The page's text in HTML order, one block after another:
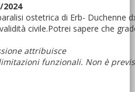
ostetrica di Erb- Duchenne
civile.Potrei sapere che
attribuisce
funzionali. Non è